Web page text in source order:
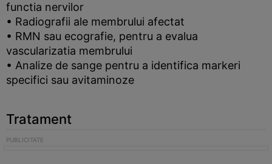
functia nervilor
• Radiografii ale membrului afectat
• RMN sau ecografie, pentru a evalua
vascularizatia membrului
• Analize de sange pentru a identifica markeri
specifici sau avitaminoze
Tratament